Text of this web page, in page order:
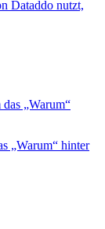
Dataddo nutzt,
„Warum“ hinter